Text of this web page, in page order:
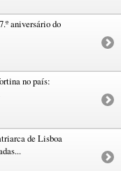
aniversário do
no país:
de Lisboa